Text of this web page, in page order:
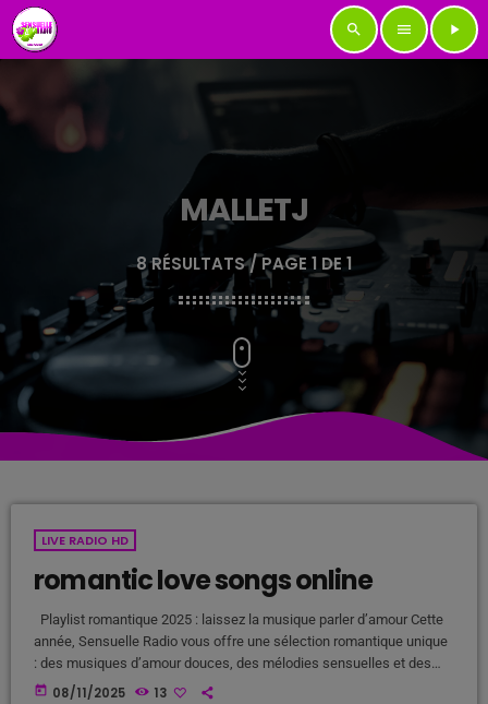
search menu play_arrow
MALLETJ
8 RÉSULTATS / PAGE 1 DE 1
LIVE RADIO HD
romantic love songs online
Playlist romantique 2025 : laissez la musique parler d’amour Cette
année, Sensuelle Radio vous offre une sélection romantique unique
: des musiques d’amour douces, des mélodies sensuelles et des
titres internationaux pour vibrer à deux. Les artistes phares de 2025
today 08/11/2025 13